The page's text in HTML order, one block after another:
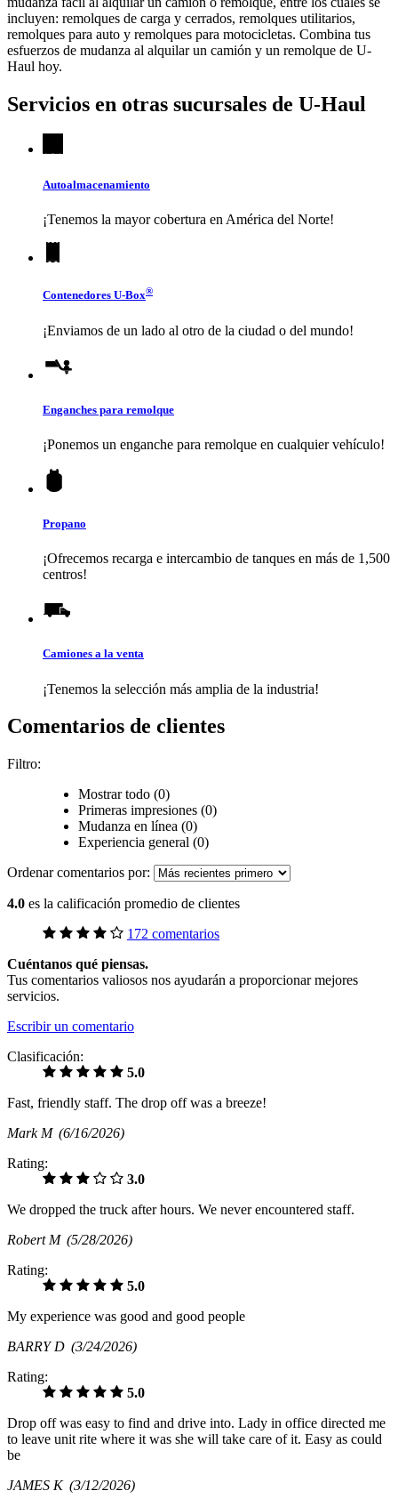
incluyen: remolques de carga y cerrados, remolques utilitarios,
remolques para auto y remolques para motocicletas. Combina tus
esfuerzos de mudanza al alquilar un camión y un remolque de U-
Haul hoy.
Servicios en otras sucursales de U-Haul
Autoalmacenamiento
¡Tenemos la mayor cobertura en América del Norte!
Contenedores U-Box®
¡Enviamos de un lado al otro de la ciudad o del mundo!
Enganches para remolque
¡Ponemos un enganche para remolque en cualquier vehículo!
Propano
¡Ofrecemos recarga e intercambio de tanques en más de 1,500
centros!
Camiones a la venta
¡Tenemos la selección más amplia de la industria!
Comentarios de clientes
Filtro:
Mostrar todo (0)
Primeras impresiones (0)
Mudanza en línea (0)
Experiencia general (0)
Ordenar comentarios por:
4.0 es la calificación promedio de clientes
172 comentarios
Cuéntanos qué piensas.
Tus comentarios valiosos nos ayudarán a proporcionar mejores
servicios.
Escribir un comentario
Clasificación:
5.0
Fast, friendly staff. The drop off was a breeze!
Mark M (6/16/2026)
Rating:
3.0
We dropped the truck after hours. We never encountered staff.
Robert M (5/28/2026)
Rating:
5.0
My experience was good and good people
BARRY D (3/24/2026)
Rating:
5.0
Drop off was easy to find and drive into. Lady in office directed me
to leave unit rite where it was she will take care of it. Easy as could
be
JAMES K (3/12/2026)